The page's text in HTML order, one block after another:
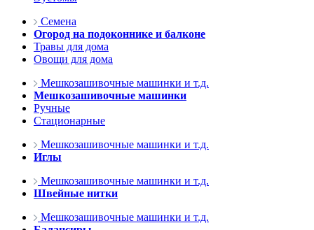
Семена
Огород на подоконнике и балконе
Травы для дома
Овощи для дома
Мешкозашивочные машинки и т.д.
Мешкозашивочные машинки
Ручные
Стационарные
Мешкозашивочные машинки и т.д.
Иглы
Мешкозашивочные машинки и т.д.
Швейные нитки
Мешкозашивочные машинки и т.д.